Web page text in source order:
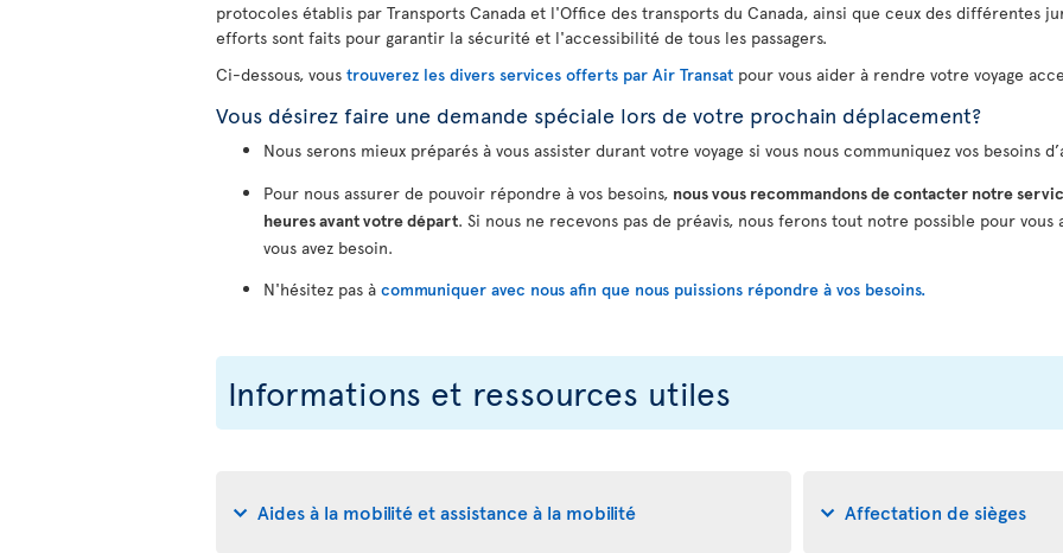
protocoles établis par Transports Canada et l'Office des transports du Canada, ainsi que ceux des différentes
efforts sont faits pour garantir la sécurité et l'accessibilité de tous les passagers.
Ci-dessous, vous trouverez les divers services offerts par Air Transat pour vous aider à rendre votre voyage
Vous désirez faire une demande spéciale lors de votre prochain déplacement?
Nous serons mieux préparés à vous assister durant votre voyage si vous nous communiquez vos besoins
Pour nous assurer de pouvoir répondre à vos besoins, nous vous recommandons de contacter notre
heures avant votre départ. Si nous ne recevons pas de préavis, nous ferons tout notre possible pour
vous avez besoin.
N'hésitez pas à communiquer avec nous afin que nous puissions répondre à vos besoins.
Informations et ressources utiles
Aides à la mobilité et assistance à la mobilité Affectation de sièges